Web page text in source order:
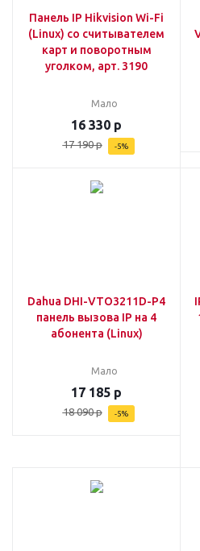
Панель IP Hikvision Wi-Fi
(Linux) со считывателем
карт и поворотным
уголком, арт. 3190
Мало
16 330 р
17 190р -5%
Dahua DHI-VTO3211D-P4
панель вызова IP на 4
абонента (Linux)
Мало
17 185 р
18 090р -5%